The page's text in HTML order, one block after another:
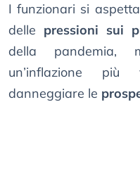
I funzionari si
delle pressioni sui
della pandemia,
un’inflazione più
danneggiare le